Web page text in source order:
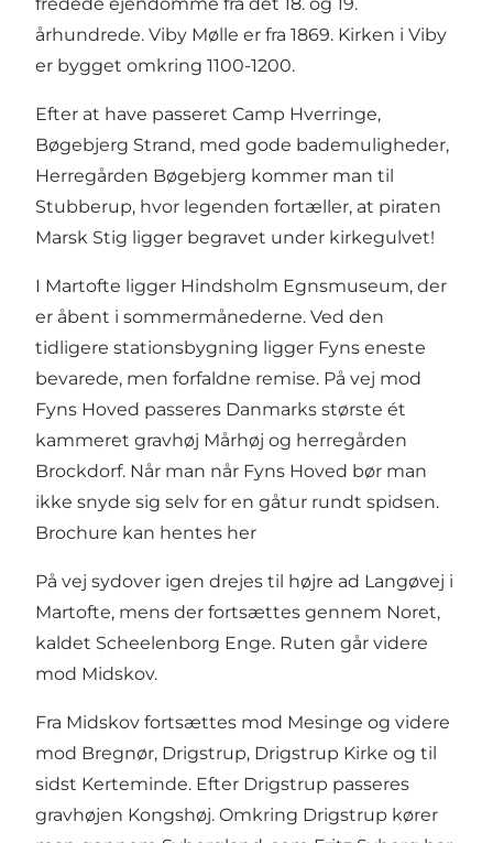
fredede ejendomme fra det 18. og 19.
århundrede. Viby Mølle er fra 1869. Kirken i Viby
er bygget omkring 1100-1200.
Efter at have passeret Camp Hverringe,
Bøgebjerg Strand, med gode bademuligheder,
Herregården Bøgebjerg kommer man til
Stubberup, hvor legenden fortæller, at piraten
Marsk Stig ligger begravet under kirkegulvet!
I Martofte ligger Hindsholm Egnsmuseum, der
er åbent i sommermånederne. Ved den
tidligere stationsbygning ligger Fyns eneste
bevarede, men forfaldne remise. På vej mod
Fyns Hoved passeres Danmarks største ét
kammeret gravhøj Mårhøj og herregården
Brockdorf. Når man når Fyns Hoved bør man
ikke snyde sig selv for en gåtur rundt spidsen.
Brochure kan hentes her
På vej sydover igen drejes til højre ad Langøvej i
Martofte, mens der fortsættes gennem Noret,
kaldet Scheelenborg Enge. Ruten går videre
mod Midskov.
Fra Midskov fortsættes mod Mesinge og videre
mod Bregnør, Drigstrup, Drigstrup Kirke og til
sidst Kerteminde. Efter Drigstrup passeres
gravhøjen Kongshøj. Omkring Drigstrup kører